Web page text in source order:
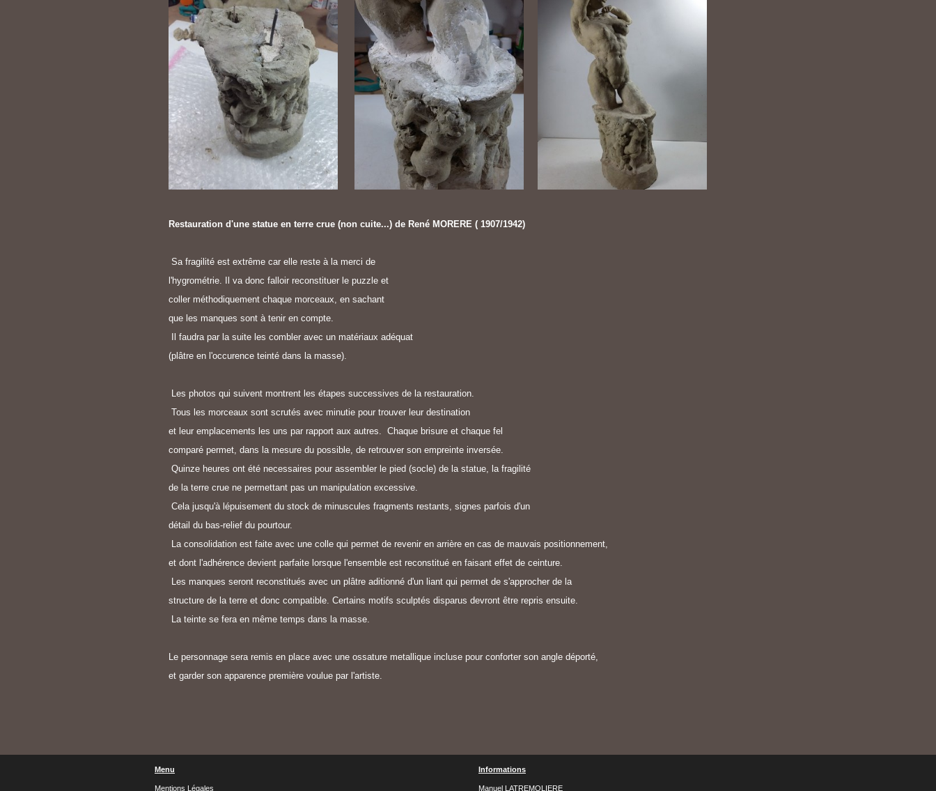
Restauration d'une statue en terre crue (non cuite...) de René MORERE ( 1907/1942)
Sa fragilité est extrême car elle reste à la merci de
l'hygrométrie. Il va donc falloir reconstituer le puzzle et
coller méthodiquement chaque morceaux, en sachant
que les manques sont à tenir en compte.
Il faudra par la suite les combler avec un matériaux adéquat
(plâtre en l'occurence teinté dans la masse).
Les photos qui suivent montrent les étapes successives de la restauration.
Tous les morceaux sont scrutés avec minutie pour trouver leur destination
et leur emplacements les uns par rapport aux autres. Chaque brisure et chaque fel
comparé permet, dans la mesure du possible, de retrouver son empreinte inversée.
Quinze heures ont été necessaires pour assembler le pied (socle) de la statue, la fragilité
de la terre crue ne permettant pas un manipulation excessive.
Cela jusqu'à lépuisement du stock de minuscules fragments restants, signes parfois d'un
détail du bas-relief du pourtour.
La consolidation est faite avec une colle qui permet de revenir en arrière en cas de mauvais positionnement,
et dont l'adhérence devient parfaite lorsque l'ensemble est reconstitué en faisant effet de ceinture.
Les manques seront reconstitués avec un plâtre aditionné d'un liant qui permet de s'approcher de la
structure de la terre et donc compatible. Certains motifs sculptés disparus devront être repris ensuite.
La teinte se fera en même temps dans la masse.
Le personnage sera remis en place avec une ossature metallique incluse pour conforter son angle déporté,
et garder son apparence première voulue par l'artiste.
Menu
Mentions Légales
Informations
Manuel LATREMOLIERE